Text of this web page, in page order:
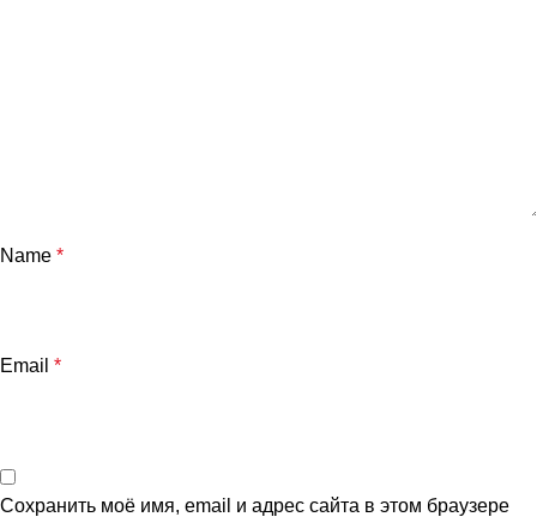
Name *
Email *
Сохранить моё имя, email и адрес сайта в этом браузере